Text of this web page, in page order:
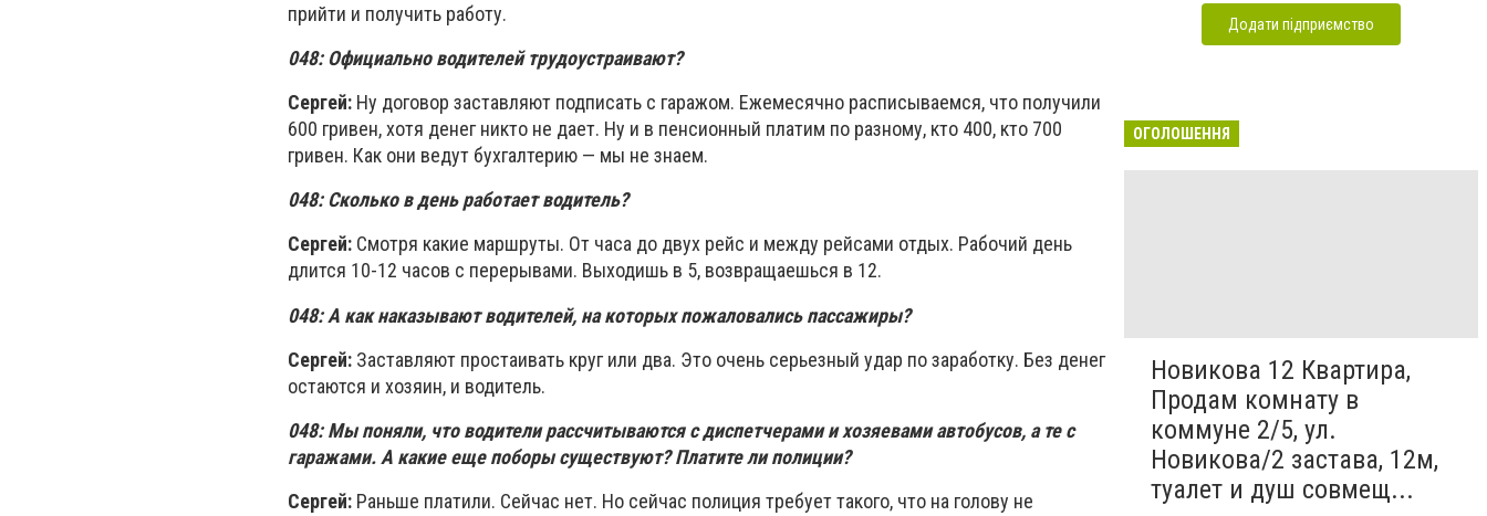
прийти и получить работу.
048: Официально водителей трудоустраивают?
Сергей: Ну договор заставляют подписать с гаражом. Ежемесячно расписываемся, что получили
600 гривен, хотя денег никто не дает. Ну и в пенсионный платим по разному, кто 400, кто 700
гривен. Как они ведут бухгалтерию — мы не знаем.
048:Сколько в день работает водитель?
Сергей: Смотря какие маршруты. От часа до двух рейс и между рейсами отдых. Рабочий день
длится 10-12 часов с перерывами. Выходишь в 5, возвращаешься в 12.
048:А как наказывают водителей, на которых пожаловались пассажиры?
Сергей: Заставляют простаивать круг или два. Это очень серьезный удар по заработку. Без денег
остаются и хозяин, и водитель.
048:Мы поняли, что водители рассчитываются с диспетчерами и хозяевами автобусов, а те с
гаражами. А какие еще поборы существуют? Платите ли полиции?
Сергей: Раньше платили. Сейчас нет. Но сейчас полиция требует такого, что на голову не
Додати підприємство
ОГОЛОШЕННЯ
Новикова 12 Квартира,
Продам комнату в
коммуне 2/5, ул.
Новикова/2 застава, 12м,
туалет и душ совмещ...